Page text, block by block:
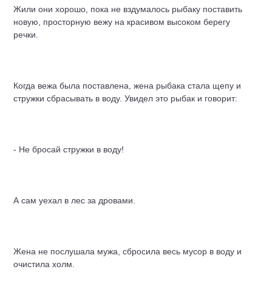
Жили они хорошо, пока не вздумалось рыбаку поставить
новую, просторную вежу на красивом высоком берегу
речки.
Когда вежа была поставлена, жена рыбака стала щепу и
стружки сбрасывать в воду. Увидел это рыбак и говорит:
- Не бросай стружки в воду!
А сам уехал в лес за дровами.
Жена не послушала мужа, сбросила весь мусор в воду и
очистила холм.